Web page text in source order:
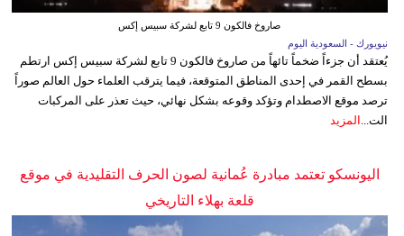
صاروخ فالكون 9 تابع لشركة سبيس إكس
نيويورك - السعودية اليوم
يُعتقد أن جزءاً ضخماً تائهاً من صاروخ فالكون 9 تابع لشركة سبيس إكس ارتطم
بسطح القمر في إحدى المناطق المتوقعة، فيما يترقب العلماء حول العالم صوراً
ترصد موقع الاصطدام وتؤكد وقوعه بشكل نهائي، حيث تعذر على المركبات
الت...
المزيد
اليونسكو تعتمد مبادرة عُمانية لصون الحرف التقليدية في موقع
قلعة بهلاء التاريخي